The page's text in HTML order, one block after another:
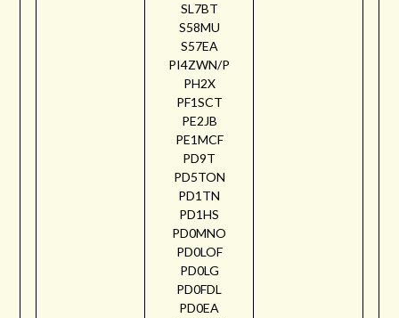
SL7BT
S58MU
S57EA
PI4ZWN/P
PH2X
PF1SCT
PE2JB
PE1MCF
PD9T
PD5TON
PD1TN
PD1HS
PD0MNO
PD0LOF
PD0LG
PD0FDL
PD0EA